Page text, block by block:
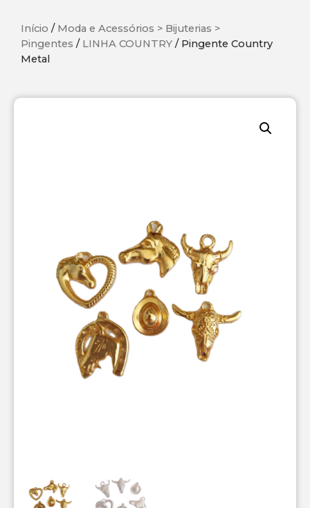
Início / Moda e Acessórios > Bijuterias >
Pingentes / LINHA COUNTRY / Pingente Country
Metal